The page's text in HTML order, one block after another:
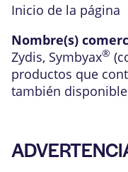
Inicio de la página
Nombre(s)
Zydis, Symbyax®
productos que
también